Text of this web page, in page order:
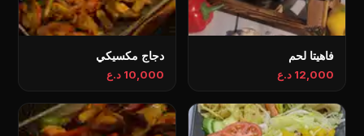
فاهيتا لحم
12,000 د.ع
دجاج مكسيكي
10,000 د.ع